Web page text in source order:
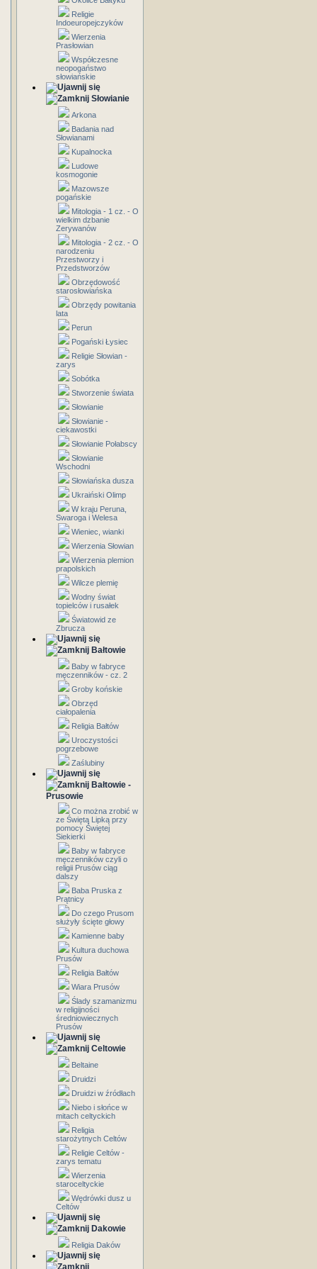
Religie
Indoeuropejczyków
Wierzenia
Prasłowian
Współczesne
neopogaństwo
słowiańskie
Słowianie
Arkona
Badania nad
Słowianami
Kupalnocka
Ludowe
kosmogonie
Mazowsze
pogańskie
Mitologia - 1 cz. - O
wielkim dzbanie
Zerywanów
Mitologia - 2 cz. - O
narodzeniu
Przestworzy i
Przedstworzów
Obrzędowość
starosłowiańska
Obrzędy powitania
lata
Perun
Pogański Łysiec
Religie Słowian -
zarys
Sobótka
Stworzenie świata
Słowianie
Słowianie -
ciekawostki
Słowianie Połabscy
Słowianie
Wschodni
Słowiańska dusza
Ukraiński Olimp
W kraju Peruna,
Swaroga i Welesa
Wieniec, wianki
Wierzenia Słowian
Wierzenia plemion
prapolskich
Wilcze plemię
Wodny świat
topielców i rusałek
Światowid ze
Zbrucza
Bałtowie
Baby w fabryce
męczenników - cz. 2
Groby końskie
Obrzęd
ciałopalenia
Religia Bałtów
Uroczystości
pogrzebowe
Zaślubiny
Bałtowie -
Prusowie
Co można zrobić w
ze Świętą Lipką przy
pomocy Świętej
Siekierki
Baby w fabryce
męczenników czyli o
religii Prusów ciąg
dalszy
Baba Pruska z
Prątnicy
Do czego Prusom
służyły ścięte głowy
Kamienne baby
Kultura duchowa
Prusów
Religia Bałtów
Wiara Prusów
Ślady szamanizmu
w religijności
średniowiecznych
Prusów
Celtowie
Beltaine
Druidzi
Druidzi w źródłach
Niebo i słońce w
mitach celtyckich
Religia
starożytnych Celtów
Religie Celtów -
zarys tematu
Wierzenia
staroceltyckie
Wędrówki dusz u
Celtów
Dakowie
Religia Daków